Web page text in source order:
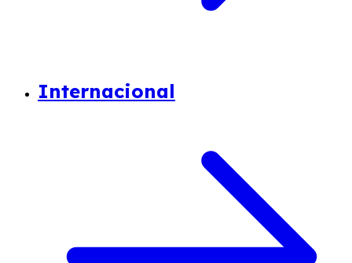
Internacional